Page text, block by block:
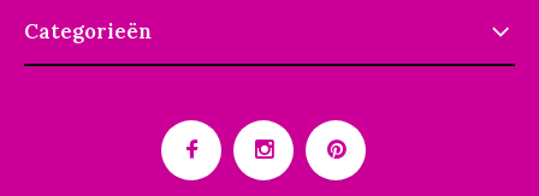
Categorieën